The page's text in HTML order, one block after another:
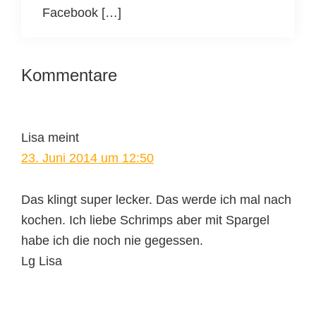
Facebook […]
Leser-
Kommentare
Lisa meint
23. Juni 2014 um 12:50
Das klingt super lecker. Das werde ich mal nach
kochen. Ich liebe Schrimps aber mit Spargel
habe ich die noch nie gegessen.
Lg Lisa